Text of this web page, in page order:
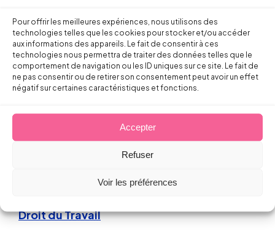
Pour offrir les meilleures expériences, nous utilisons des
technologies telles que les cookies pour stocker et/ou accéder
aux informations des appareils. Le fait de consentir à ces
technologies nous permettra de traiter des données telles que le
comportement de navigation ou les ID uniques sur ce site. Le fait de
ne pas consentir ou de retirer son consentement peut avoir un effet
négatif sur certaines caractéristiques et fonctions.
Accepter
Refuser
Voir les préférences
d’enfant : quoi de neuf à partir du 2
juin 2020 ?
Sébastien MILLET
5 juin 2020
Droit du Travail